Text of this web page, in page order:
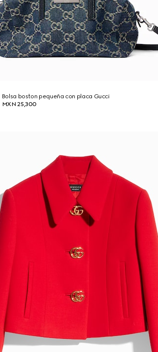
Bolsa boston pequeña con placa Gucci
MXN 25,300